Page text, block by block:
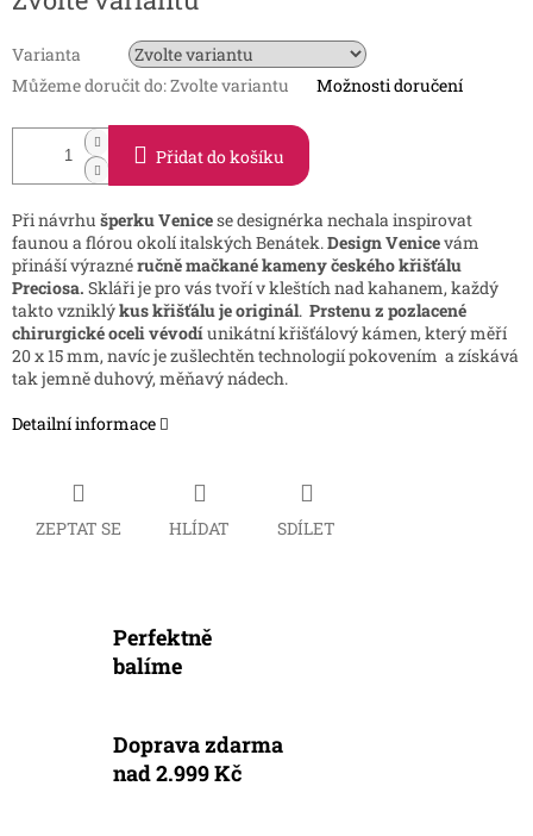
cena:
Varianta
Můžeme doručit do:Zvolte variantu Možnosti doručení
Přidat do košíku
Při návrhu šperku Venicese designérka nechala inspirovat
faunou a flórou okolí italských Benátek.Design Venicevám
přináší výraznéručně mačkané kameny českého křišťálu
Preciosa. Skláři je pro vás tvoří v kleštích nad kahanem, každý
takto vzniklýkus křišťálu je originál. Prstenu z pozlacené
chirurgické oceli vévodíunikátní křišťálový kámen, který měří
20 x 15 mm, navíc je zušlechtěn technologií pokovením a získává
tak jemně duhový, měňavý nádech.
Detailní informace
ZEPTAT SE HLÍDAT SDÍLET
Perfektně
balíme
Doprava zdarma
nad 2.999 Kč